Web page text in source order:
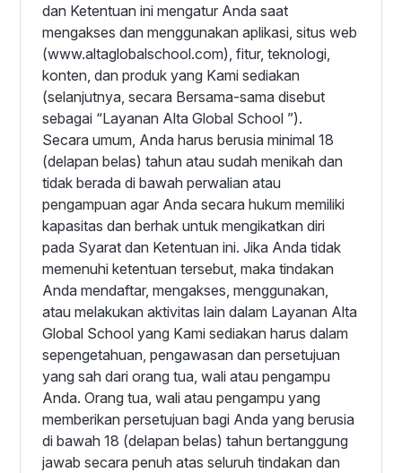
dan Ketentuan ini mengatur Anda saat
mengakses dan menggunakan aplikasi, situs web
(www.altaglobalschool.com), fitur, teknologi,
konten, dan produk yang Kami sediakan
(selanjutnya, secara Bersama-sama disebut
sebagai “Layanan Alta Global School ”).
Secara umum, Anda harus berusia minimal 18
(delapan belas) tahun atau sudah menikah dan
tidak berada di bawah perwalian atau
pengampuan agar Anda secara hukum memiliki
kapasitas dan berhak untuk mengikatkan diri
pada Syarat dan Ketentuan ini. Jika Anda tidak
memenuhi ketentuan tersebut, maka tindakan
Anda mendaftar, mengakses, menggunakan,
atau melakukan aktivitas lain dalam Layanan Alta
Global School yang Kami sediakan harus dalam
sepengetahuan, pengawasan dan persetujuan
yang sah dari orang tua, wali atau pengampu
Anda. Orang tua, wali atau pengampu yang
memberikan persetujuan bagi Anda yang berusia
di bawah 18 (delapan belas) tahun bertanggung
jawab secara penuh atas seluruh tindakan dan